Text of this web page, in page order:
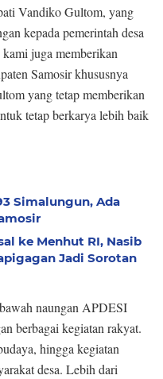
Vandiko Gultom, yang
kepada pemerintah desa
juga memberikan
Samosir khususnya
yang tetap memberikan
tetap berkarya lebih baik
Simalungun, Ada
ke Menhut RI, Nasib
Jadi Sorotan
naungan APDESI
berbagai kegiatan rakyat.
hingga kegiatan
desa. Lebih dari